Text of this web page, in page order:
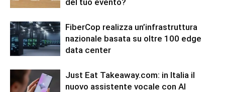
del tuo evento?
FiberCop realizza un’infrastruttura
nazionale basata su oltre 100 edge
data center
Just Eat Takeaway.com: in Italia il
nuovo assistente vocale con AI